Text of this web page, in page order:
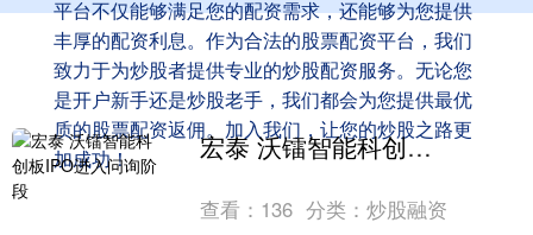
平台不仅能够满足您的配资需求，还能够为您提供
丰厚的配资利息。作为合法的股票配资平台，我们
致力于为炒股者提供专业的炒股配资服务。无论您
是开户新手还是炒股老手，我们都会为您提供最优
质的股票配资返佣。加入我们，让您的炒股之路更
加成功！
宏泰 沃镭智能科创板IPO进入问询阶段
查看： 136 分类：炒股融资